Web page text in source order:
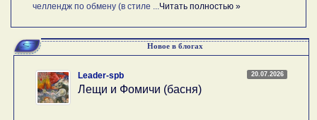
челлендж по обмену (в стиле ... Читать полностью »
Новое в блогах
20.07.2026
Leader-spb
Лещи и Фомичи (басня)